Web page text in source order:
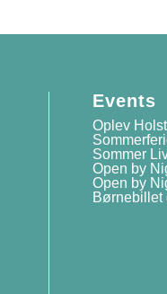
Events
Oplev
Sommer
Open by
Open by
Børnebillet